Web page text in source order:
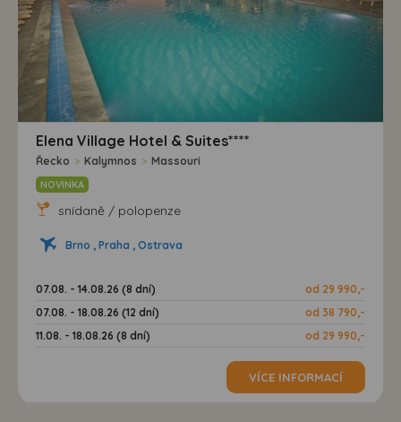
Elena Village Hotel & Suites****
Řecko > Kalymnos > Massouri
NOVINKA
snídaně / polopenze
Brno , Praha , Ostrava
07.08. - 14.08.26 (8 dní)
od 29 990,-
07.08. - 18.08.26 (12 dní)
od 38 790,-
11.08. - 18.08.26 (8 dní)
od 29 990,-
VÍCE INFORMACÍ